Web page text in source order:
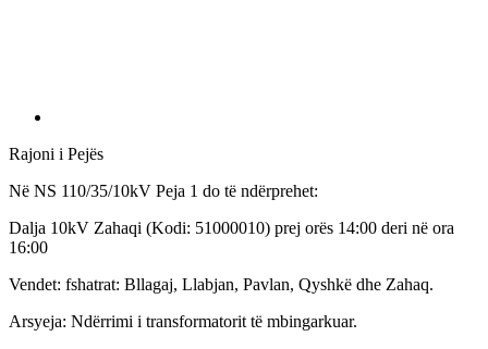
Rajoni i Pejës
Në NS 110/35/10kV Peja 1 do të ndërprehet:
Dalja 10kV Zahaqi (Kodi: 51000010) prej orës 14:00 deri në ora
16:00
Vendet: fshatrat: Bllagaj, Llabjan, Pavlan, Qyshkë dhe Zahaq.
Arsyeja: Ndërrimi i transformatorit të mbingarkuar.